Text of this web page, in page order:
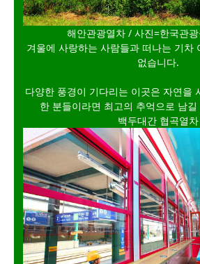
해안관광열차 / 사진=한국관
겨울에 사랑하는 사람들과 떠나는 기차
없습니다.
다양한 풍경이 기다리는 이곳은 자연을
한 분들이라면 최고의 추억으로 남
백두대간 협곡열차